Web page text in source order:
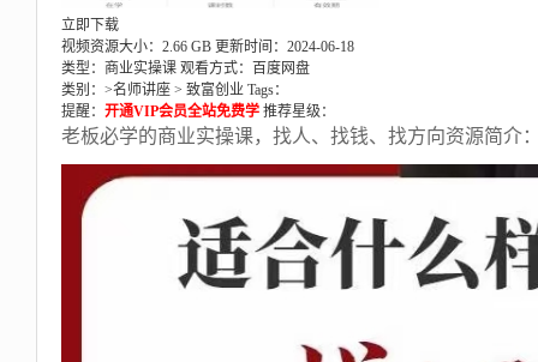
立即下载
视频资源大小：2.66 GB 更新时间：2024-06-18
类型：商业实操课 观看方式：百度网盘
类别：>名师讲座 > 致富创业 Tags：
提醒： 开通VIP会员全站免费学 推荐星级：
老板必学的商业实操课，找人、找钱、找方向资源简介